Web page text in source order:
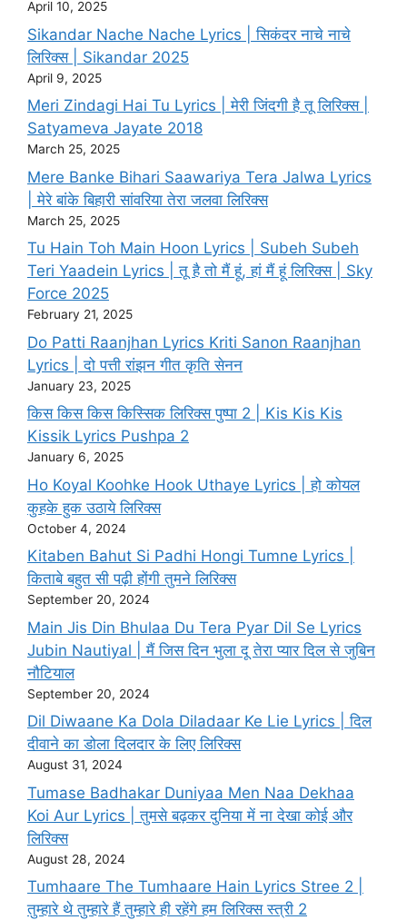
April 10, 2025
Sikandar Nache Nache Lyrics | सिकंदर नाचे नाचे
लिरिक्स | Sikandar 2025
April 9, 2025
Meri Zindagi Hai Tu Lyrics | मेरी जिंदगी है तू लिरिक्स |
Satyameva Jayate 2018
March 25, 2025
Mere Banke Bihari Saawariya Tera Jalwa Lyrics
| मेरे बांके बिहारी सांवरिया तेरा जलवा लिरिक्स
March 25, 2025
Tu Hain Toh Main Hoon Lyrics | Subeh Subeh
Teri Yaadein Lyrics | तू है तो मैं हूं, हां मैं हूं लिरिक्स | Sky
Force 2025
February 21, 2025
Do Patti Raanjhan Lyrics Kriti Sanon Raanjhan
Lyrics | दो पत्ती रांझन गीत कृति सेनन
January 23, 2025
किस किस किस किस्सिक लिरिक्स पुष्पा 2 | Kis Kis Kis
Kissik Lyrics Pushpa 2
January 6, 2025
Ho Koyal Koohke Hook Uthaye Lyrics | हो कोयल
कुहके हुक उठाये लिरिक्स
October 4, 2024
Kitaben Bahut Si Padhi Hongi Tumne Lyrics |
किताबे बहुत सी पढ़ी होंगी तुमने लिरिक्स
September 20, 2024
Main Jis Din Bhulaa Du Tera Pyar Dil Se Lyrics
Jubin Nautiyal | मैं जिस दिन भुला दू तेरा प्यार दिल से जुबिन
नौटियाल
September 20, 2024
Dil Diwaane Ka Dola Diladaar Ke Lie Lyrics | दिल
दीवाने का डोला दिलदार के लिए लिरिक्स
August 31, 2024
Tumase Badhakar Duniyaa Men Naa Dekhaa
Koi Aur Lyrics | तुमसे बढ़कर दुनिया में ना देखा कोई और
लिरिक्स
August 28, 2024
Tumhaare The Tumhaare Hain Lyrics Stree 2 |
तुम्हारे थे तुम्हारे हैं तुम्हारे ही रहेंगे हम लिरिक्स स्त्री 2